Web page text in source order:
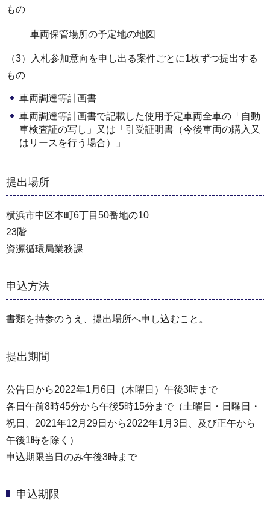
もの
車両保管場所の予定地の地図
（3）入札参加意向を申し出る案件ごとに1枚ずつ提出する
もの
車両調達等計画書
車両調達等計画書で記載した使用予定車両全車の「自動
車検査証の写し」又は「引受証明書（今後車両の購入又
はリースを行う場合）」
提出場所
横浜市中区本町6丁目50番地の10
23階
資源循環局業務課
申込方法
書類を持参のうえ、提出場所へ申し込むこと。
提出期間
公告日から2022年1月6日（木曜日）午後3時まで
各日午前8時45分から午後5時15分まで（⼟曜日・⽇曜日・
祝⽇、2021年12⽉29⽇から2022年1⽉3⽇、及び正午から
午後1時を除く）
申込期限当日のみ午後3時まで
申込期限